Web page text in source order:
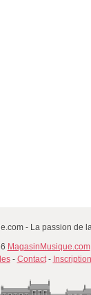
- La passion de
MagasinMusique.com
- Contact-